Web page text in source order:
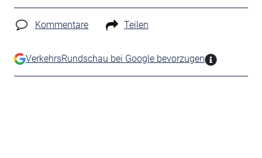
Kommentare Teilen
VerkehrsRundschau bei Google bevorzugen